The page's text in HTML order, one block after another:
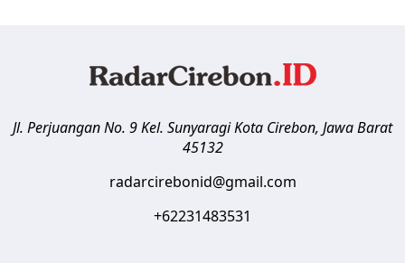
Jl. Perjuangan No. 9 Kel. SunyaragiKota Cirebon, Jawa Barat
45132
radarcirebonid@gmail.com
+62231483531